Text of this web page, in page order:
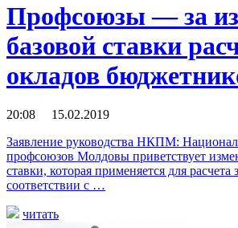
Профсоюзы — за
базовой ставки
окладов
20:08 15.02.2019
Заявление руководства НКПМ:
профсоюзов Молдовы приветствует
ставки, которая применяется для расчета
соответствии с …
читать